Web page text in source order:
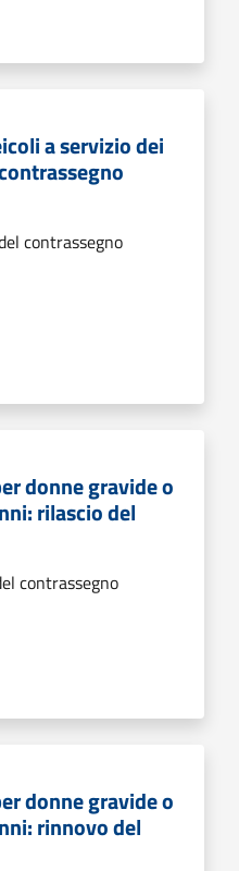
a servizio dei
contrassegno
donne gravide o
rilascio del
contrassegno
donne gravide o
rinnovo del